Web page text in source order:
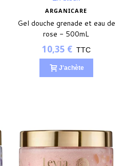
ARGANICARE
Gel douche grenade et eau de
rose - 500mL
10,35 € TTC
J'achète